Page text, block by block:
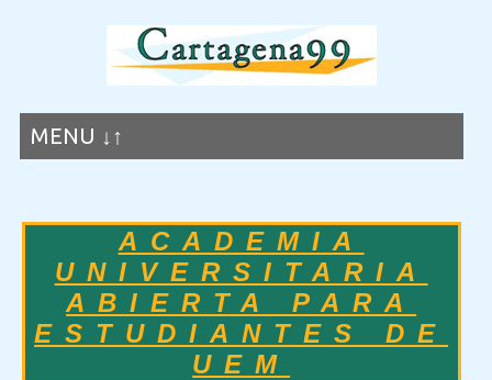
MENU ↓↑
ACADEMIA
UNIVERSITARIA
ABIERTA PARA
ESTUDIANTES DE
UEM